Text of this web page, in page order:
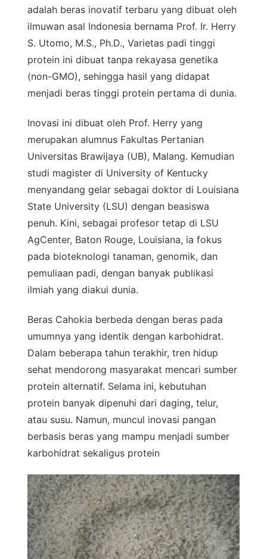
adalah beras inovatif terbaru yang dibuat oleh
ilmuwan asal Indonesia bernama Prof. Ir. Herry
S. Utomo, M.S., Ph.D., Varietas padi tinggi
protein ini dibuat tanpa rekayasa genetika
(non-GMO), sehingga hasil yang didapat
menjadi beras tinggi protein pertama di dunia.
Inovasi ini dibuat oleh Prof. Herry yang
merupakan alumnus Fakultas Pertanian
Universitas Brawijaya (UB), Malang. Kemudian
studi magister di University of Kentucky
menyandang gelar sebagai doktor di Louisiana
State University (LSU) dengan beasiswa
penuh. Kini, sebagai profesor tetap di LSU
AgCenter, Baton Rouge, Louisiana, ia fokus
pada bioteknologi tanaman, genomik, dan
pemuliaan padi, dengan banyak publikasi
ilmiah yang diakui dunia.
Beras Cahokia berbeda dengan beras pada
umumnya yang identik dengan karbohidrat.
Dalam beberapa tahun terakhir, tren hidup
sehat mendorong masyarakat mencari sumber
protein alternatif. Selama ini, kebutuhan
protein banyak dipenuhi dari daging, telur,
atau susu. Namun, muncul inovasi pangan
berbasis beras yang mampu menjadi sumber
karbohidrat sekaligus protein